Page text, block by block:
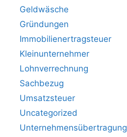
Geldwäsche
Gründungen
Immobilienertragsteuer
Kleinunternehmer
Lohnverrechnung
Sachbezug
Umsatzsteuer
Uncategorized
Unternehmensübertragung